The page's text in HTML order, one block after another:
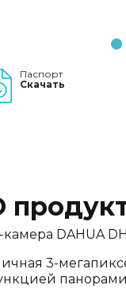
1
Паспорт
Скачать
камера DAHUA
3-